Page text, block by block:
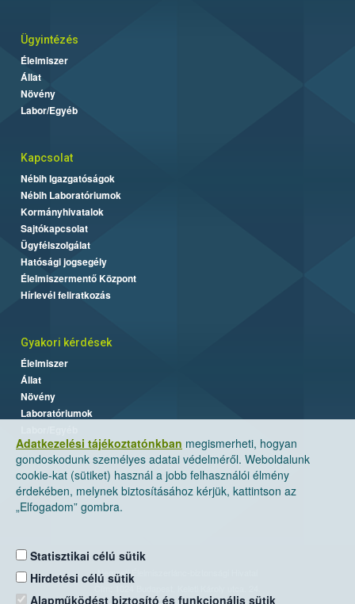
Adatkezelési tájékoztatónkban megismerheti, hogyan
gondoskodunk személyes adatai védelméről. Weboldalunk
cookie-kat (sütiket) használ a jobb felhasználói élmény
érdekében, melynek biztosításához kérjük, kattintson az
„Elfogadom” gombra.
Statisztikai célú sütik
Hirdetési célú sütik
Alapműködést biztosító és funkcionális sütik
Ügyintézés
Élelmiszer
Állat
Növény
Labor/Egyéb
Kapcsolat
Nébih Igazgatóságok
Nébih Laboratóriumok
Kormányhivatalok
Sajtókapcsolat
Ügyfélszolgálat
Hatósági jogsegély
Élelmiszermentő Központ
Hírlevél feliratkozás
Gyakori kérdések
Élelmiszer
Állat
Növény
Laboratóriumok
Nemzeti Élelmiszerlánc-biztonsági Hivatal